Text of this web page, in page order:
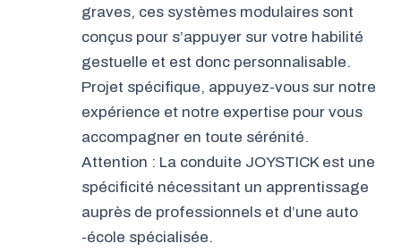
graves, ces systèmes modulaires sont
conçus pour s’appuyer sur votre habilité
gestuelle et est donc personnalisable.
Projet spécifique, appuyez-vous sur notre
expérience et notre expertise pour vous
accompagner en toute sérénité.
Attention : La conduite JOYSTICK est une
spécificité nécessitant un apprentissage
auprès de professionnels et d’une auto
-école spécialisée.